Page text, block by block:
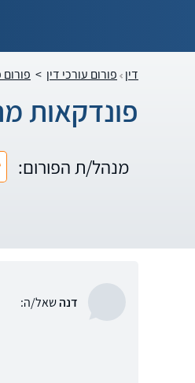
דין פורום עורכי דין >
פונדקאות
מנהל/ת הפורום:
דנהשאל/ה: